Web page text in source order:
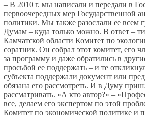
– В 2010 г. мы написали и передали в
первоочередных мер Государственной
политики. Мы также разослали ее всем
Думам – куда только можно. В ответ –
Камчатской области Комитет по
соратник. Он собрал этот комитет, его
за программу и даже обратились в
просьбой ее поддержать – и те
субъекта поддержали документ или
обязана его рассмотреть. И в Думу
рассматривать. «А кто автор?» –
все, делаем его экспертом по этой
Комитет по экономической политике и